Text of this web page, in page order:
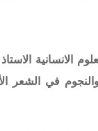
الانسانية
في الشعر